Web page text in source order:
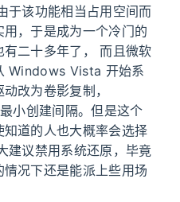
于该功能相当占用空间而
，于是成为一个冷门的
二十多年了， 而且微软
Windows Vista 开始系
改为卷影复制，
小创建间隔。但是这个
道的人也大概率会选择
建议禁用系统还原，毕竟
况下还是能派上些用场